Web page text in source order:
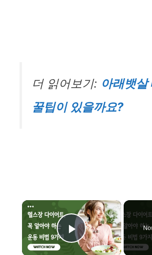
더 읽어보기: 아래뱃살
꿀팁이 있을까요?
×
Play Video